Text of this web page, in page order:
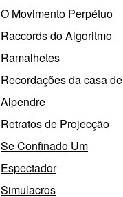
O Movimento Perpétuo
Raccords do Algoritmo
Ramalhetes
Recordações da casa de
Alpendre
Retratos de Projecção
Se Confinado Um
Espectador
Simulacros